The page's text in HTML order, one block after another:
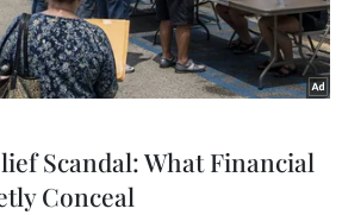
Scandal: What Financial
Conceal